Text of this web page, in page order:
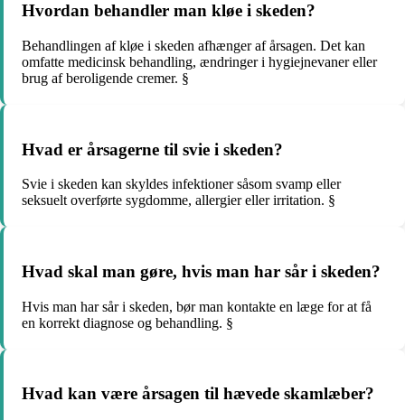
Hvordan behandler man kløe i skeden?
Behandlingen af kløe i skeden afhænger af årsagen. Det kan
omfatte medicinsk behandling, ændringer i hygiejnevaner eller
brug af beroligende cremer. §
Hvad er årsagerne til svie i skeden?
Svie i skeden kan skyldes infektioner såsom svamp eller
seksuelt overførte sygdomme, allergier eller irritation. §
Hvad skal man gøre, hvis man har sår i skeden?
Hvis man har sår i skeden, bør man kontakte en læge for at få
en korrekt diagnose og behandling. §
Hvad kan være årsagen til hævede skamlæber?